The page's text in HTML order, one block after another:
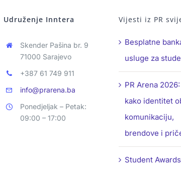
Udruženje Inntera
Skender Pašina br. 9
71000 Sarajevo
+387 61 749 911
info@prarena.ba
Ponedjeljak – Petak:
09:00 – 17:00
Vijesti iz PR
Besplatne
usluge za
PR Arena
kako identitet
komunikaciju,
brendove i
Student